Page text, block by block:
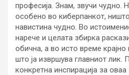
професија. Знам, звучи чудно.
особено во киберпанкот,
навистина чудно. Во
нарече и целата збирка
обична, а во исто време
што ја извршува главниот лик.
конкретна инспирација за